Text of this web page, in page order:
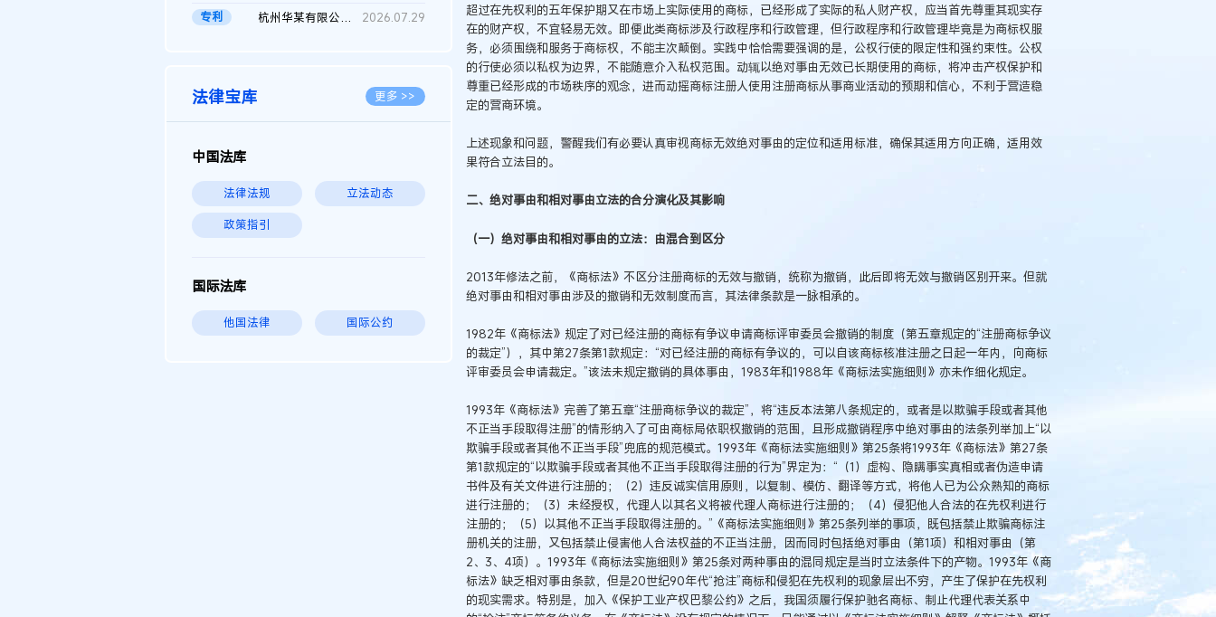
专利
杭州华某有限公司与菲某有限公司侵害发明专利权纠纷 2026.07.29
法律宝库 更多 >>
中国法库
法律法规 立法动态
政策指引
国际法库
他国法律 国际公约
超过在先权利的五年保护期又在市场上实际使用的商标，已经形成了实际的私人财产权，应当首先尊重其现实存
在的财产权，不宜轻易无效。即便此类商标涉及行政程序和行政管理，但行政程序和行政管理毕竟是为商标权服
务，必须围绕和服务于商标权，不能主次颠倒。实践中恰恰需要强调的是，公权行使的限定性和强约束性。公权
的行使必须以私权为边界，不能随意介入私权范围。动辄以绝对事由无效已长期使用的商标，将冲击产权保护和
尊重已经形成的市场秩序的观念，进而动摇商标注册人使用注册商标从事商业活动的预期和信心，不利于营造稳
定的营商环境。
上述现象和问题，警醒我们有必要认真审视商标无效绝对事由的定位和适用标准，确保其适用方向正确，适用效
果符合立法目的。
二、绝对事由和相对事由立法的合分演化及其影响
（一）绝对事由和相对事由的立法：由混合到区分
2013年修法之前，《商标法》不区分注册商标的无效与撤销，统称为撤销，此后即将无效与撤销区别开来。但就
绝对事由和相对事由涉及的撤销和无效制度而言，其法律条款是一脉相承的。
1982年《商标法》规定了对已经注册的商标有争议申请商标评审委员会撤销的制度（第五章规定的“注册商标争议
的裁定”），其中第27条第1款规定：“对已经注册的商标有争议的，可以自该商标核准注册之日起一年内，向商标
评审委员会申请裁定。”该法未规定撤销的具体事由，1983年和1988年《商标法实施细则》亦未作细化规定。
1993年《商标法》完善了第五章“注册商标争议的裁定”，将“违反本法第八条规定的，或者是以欺骗手段或者其他
不正当手段取得注册”的情形纳入了可由商标局依职权撤销的范围，且形成撤销程序中绝对事由的法条列举加上“以
欺骗手段或者其他不正当手段”兜底的规范模式。1993年《商标法实施细则》第25条将1993年《商标法》第27条
第1款规定的“以欺骗手段或者其他不正当手段取得注册的行为”界定为：“（1）虚构、隐瞒事实真相或者伪造申请
书件及有关文件进行注册的；（2）违反诚实信用原则，以复制、模仿、翻译等方式，将他人已为公众熟知的商标
进行注册的；（3）未经授权，代理人以其名义将被代理人商标进行注册的；（4）侵犯他人合法的在先权利进行
注册的；（5）以其他不正当手段取得注册的。”《商标法实施细则》第25条列举的事项，既包括禁止欺骗商标注
册机关的注册，又包括禁止侵害他人合法权益的不正当注册，因而同时包括绝对事由（第1项）和相对事由（第
2、3、4项）。1993年《商标法实施细则》第25条对两种事由的混同规定是当时立法条件下的产物。1993年《商
标法》缺乏相对事由条款，但是20世纪90年代“抢注”商标和侵犯在先权利的现象层出不穷，产生了保护在先权利
的现实需求。特别是，加入《保护工业产权巴黎公约》之后，我国须履行保护驰名商标、制止代理代表关系中